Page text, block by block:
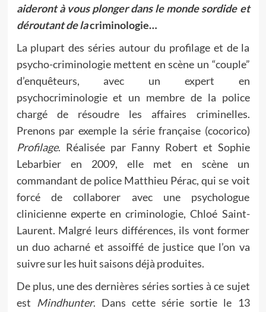
aideront à vous plonger dans le monde sordide et
déroutant de lacriminologie…
La plupart des séries autour du profilage et de la
psycho-criminologie mettent en scène un “couple”
d’enquêteurs, avec un expert en
psychocriminologie et un membre de la police
chargé de résoudre les affaires criminelles.
Prenons par exemple la série française (cocorico)
Profilage. Réalisée par Fanny Robert et Sophie
Lebarbier en 2009, elle met en scène un
commandant de police Matthieu Pérac, qui se voit
forcé de collaborer avec une psychologue
clinicienne experte en criminologie, Chloé Saint-
Laurent. Malgré leurs différences, ils vont former
un duo acharné et assoiffé de justice que l’on va
suivre sur les huit saisons déjà produites.
De plus, une des dernières séries sorties à ce sujet
est Mindhunter. Dans cette série sortie le 13